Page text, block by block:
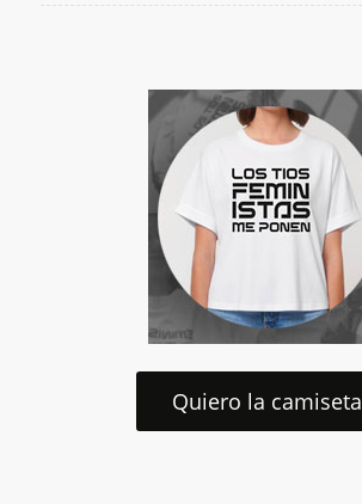
Quiero la camiseta